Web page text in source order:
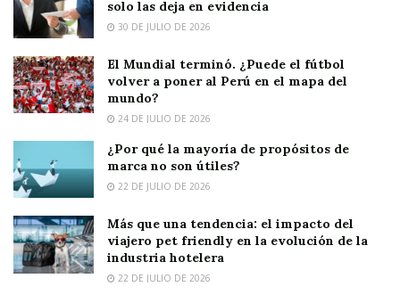
solo las deja en evidencia
30 DE JULIO DE 2026
El Mundial terminó. ¿Puede el fútbol
volver a poner al Perú en el mapa del
mundo?
24 DE JULIO DE 2026
¿Por qué la mayoría de propósitos de
marca no son útiles?
22 DE JULIO DE 2026
Más que una tendencia: el impacto del
viajero pet friendly en la evolución de la
industria hotelera
22 DE JULIO DE 2026